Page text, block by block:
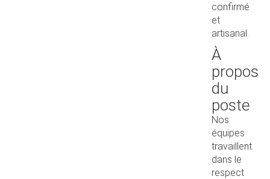
confirmé
et
artisanal.
À
propos
du
poste
Nos
équipes
travaillent
dans le
respect